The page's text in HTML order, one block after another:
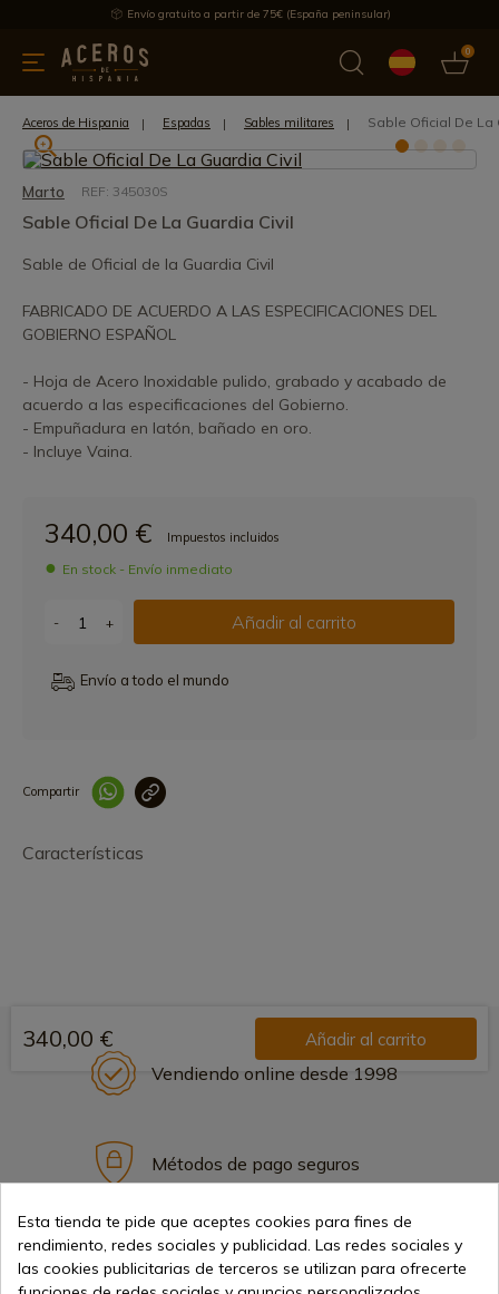
Envío gratuito a partir de 75€ (España peninsular)
0
menaje Ofertas Ultimas novedades Los más vendidos
Aceros de Hispania Espadas Sables militares Sable Oficial De La
Marto REF: 345030S
Sable Oficial De La Guardia Civil
Sable de Oficial de la Guardia Civil
FABRICADO DE ACUERDO A LAS ESPECIFICACIONES DEL
GOBIERNO ESPAÑOL
- Hoja de Acero Inoxidable pulido, grabado y acabado de
acuerdo a las especificaciones del Gobierno.
- Empuñadura en latón, bañado en oro.
- Incluye Vaina.
340,00 € Impuestos incluidos
En stock - Envío inmediato
- + Añadir al carrito
Envío a todo el mundo
Compartir
Características
340,00 € Añadir al carrito
Vendiendo online desde 1998
Métodos de pago seguros
Envíos internacionales
Esta tienda te pide que aceptes cookies para fines de
rendimiento, redes sociales y publicidad. Las redes sociales y
las cookies publicitarias de terceros se utilizan para ofrecerte